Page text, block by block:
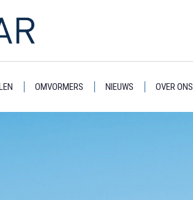
OMVORMERS NIEUWS OVER ONS